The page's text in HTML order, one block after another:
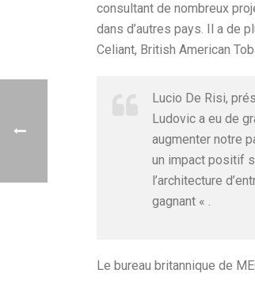
consultant de nombreux
dans d’autres pays. Il a de
Celiant, British American
Lucio De Risi,
Ludovic a eu de
augmenter notre
un impact positif
l’architecture
gagnant « .
Le bureau britannique de